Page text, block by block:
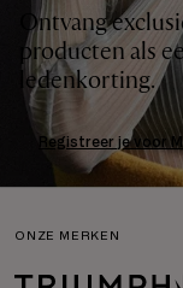
Ontvang
producten als
ledenkorting.
Registreer je voor
ONZE MERKEN